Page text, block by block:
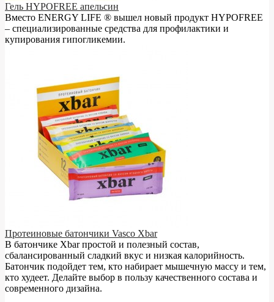
Гель HYPOFREE апельсин
Вместо ENERGY LIFE ® вышел новый продукт HYPOFREE
– cпециализированные средства для профилактики и
купирования гипогликемии.
Протеиновые батончики Vasco Xbar
В батончике Xbar простой и полезный состав,
сбалансированный сладкий вкус и низкая калорийность.
Батончик подойдет тем, кто набирает мышечную массу и тем,
кто худеет. Делайте выбор в пользу качественного состава и
современного дизайна.